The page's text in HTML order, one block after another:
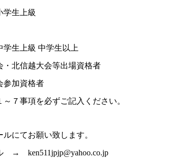
学生上級
学生上級 中学生以上
北信越大会等出場資格者
参加資格者
７事項を必ずご記入ください。
にてお願い致します。
→ ken511jpjp@yahoo.co.jp